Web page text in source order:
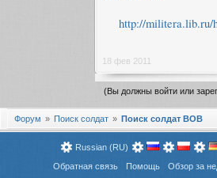
http://militera.lib.ru/
18 фев 2011
(Вы должны войти или
Форум Поиск солдат Поиск солдат ВОВ
Russian (RU)
Обратная связь
Помощь Обзор за